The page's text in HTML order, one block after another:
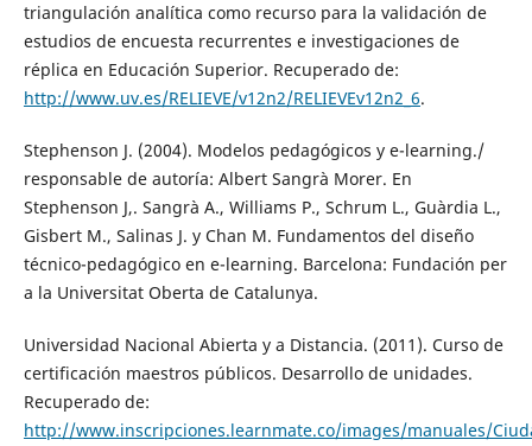
triangulación analítica como recurso para la validación de
estudios de encuesta recurrentes e investigaciones de
réplica en Educación Superior. Recuperado de:
http://www.uv.es/RELIEVE/v12n2/RELIEVEv12n2_6.
Stephenson J. (2004). Modelos pedagógicos y e-learning./
responsable de autoría: Albert Sangrà Morer. En
Stephenson J,. Sangrà A., Williams P., Schrum L., Guàrdia L.,
Gisbert M., Salinas J. y Chan M. Fundamentos del diseño
técnico-pedagógico en e-learning. Barcelona: Fundación per
a la Universitat Oberta de Catalunya.
Universidad Nacional Abierta y a Distancia. (2011). Curso de
certificación maestros públicos. Desarrollo de unidades.
Recuperado de:
http://www.inscripciones.learnmate.co/images/manuales/